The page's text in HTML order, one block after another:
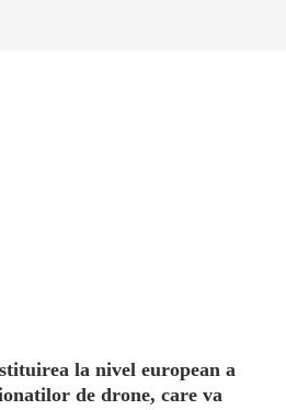
la nivel european a
de drone, care va